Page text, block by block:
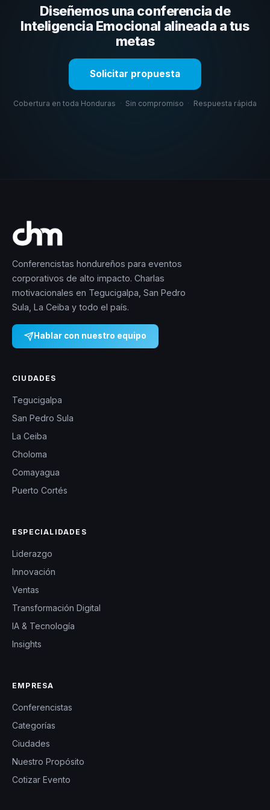
organizacional. En CHM Honduras te ayudamos con una
selección estratégica basada en estos criterios.
Diseñemos una conferencia de
Inteligencia Emocional alineada a tus
metas
Solicitar propuesta
Cobertura en toda Honduras · Sin compromiso · Respuesta rápida
Conferencistas hondureños para eventos
corporativos de alto impacto. Charlas
motivacionales en Tegucigalpa, San Pedro
Sula, La Ceiba y todo el país.
Hablar con nuestro equipo
CIUDADES
Tegucigalpa
San Pedro Sula
La Ceiba
Choloma
Comayagua
Puerto Cortés
ESPECIALIDADES
Liderazgo
Innovación
Ventas
Transformación Digital
IA & Tecnología
Insights
EMPRESA
Conferencistas
Categorías
Ciudades
Nuestro Propósito
Cotizar Evento